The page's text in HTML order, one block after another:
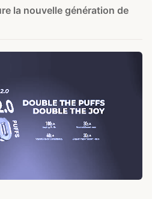
la nouvelle génération de